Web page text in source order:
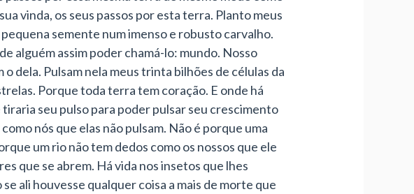
vinda, os seus passos por esta terra. Planto meus
semente num imenso e robusto carvalho.
alguém assim poder chamá-lo: mundo. Nosso
dela. Pulsam nela meus trinta bilhões de células da
Porque toda terra tem coração. E onde há
tiraria seu pulso para poder pulsar seu crescimento
nós que elas não pulsam. Não é porque uma
um rio não tem dedos como os nossos que ele
que se abrem. Há vida nos insetos que lhes
ali houvesse qualquer coisa a mais de morte que